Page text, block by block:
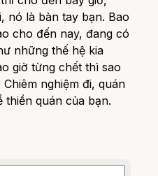
nó là bàn tay bạn. Bao
cho đến nay, đang có
những thế hệ kia
giờ từng chết thì sao
nghiệm đi, quán
thiền quán của bạn.